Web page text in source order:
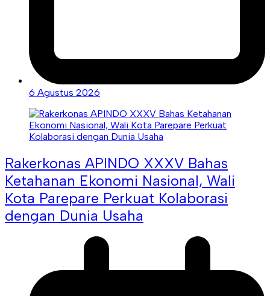
6 Agustus 2026
Rakerkonas APINDO XXXV Bahas
Ketahanan Ekonomi Nasional, Wali
Kota Parepare Perkuat Kolaborasi
dengan Dunia Usaha